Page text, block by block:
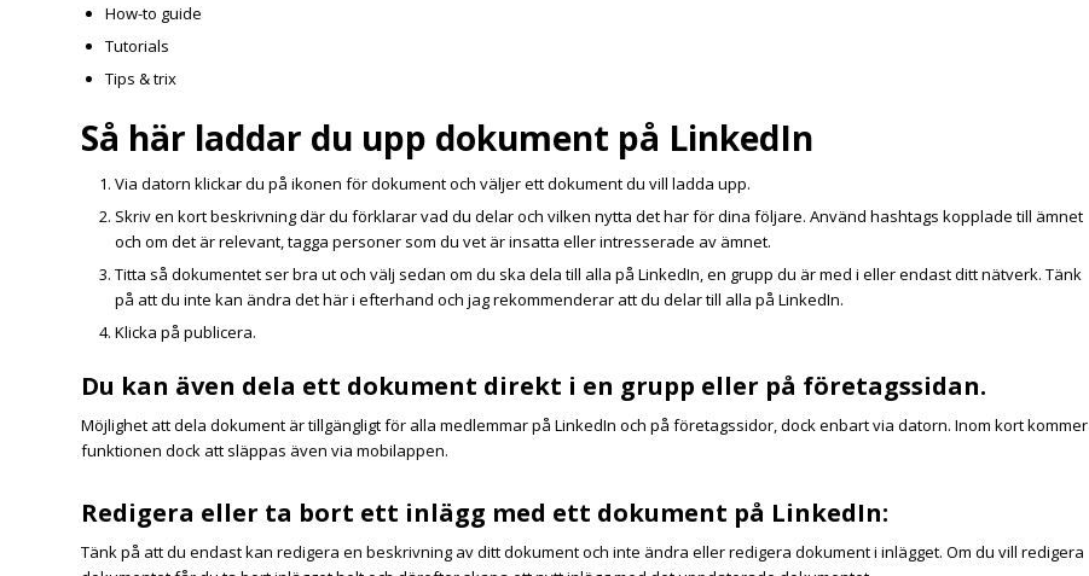
How-to guide
Tutorials
Tips & trix
Så här laddar du upp dokument på LinkedIn
Via datorn klickar du på ikonen för dokument och väljer ett dokument du vill ladda upp.
Skriv en kort beskrivning där du förklarar vad du delar och vilken nytta det har för dina följare. Använd hashtags kopplade till ämnet
och om det är relevant, tagga personer som du vet är insatta eller intresserade av ämnet.
Titta så dokumentet ser bra ut och välj sedan om du ska dela till alla på LinkedIn, en grupp du är med i eller endast ditt nätverk. Tänk
på att du inte kan ändra det här i efterhand och jag rekommenderar att du delar till alla på LinkedIn.
Klicka på publicera.
Du kan även dela ett dokument direkt i en grupp eller på företagssidan.
Möjlighet att dela dokument är tillgängligt för alla medlemmar på LinkedIn och på företagssidor, dock enbart via datorn. Inom kort kommer
funktionen dock att släppas även via mobilappen.
Redigera eller ta bort ett inlägg med ett dokument på LinkedIn:
Tänk på att du endast kan redigera en beskrivning av ditt dokument och inte ändra eller redigera dokument i inlägget. Om du vill redigera